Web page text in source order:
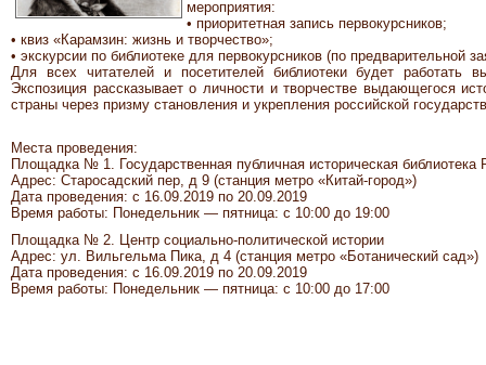
мероприятия:
• приоритетная запись первокурсников;
• квиз «Карамзин: жизнь и творчество»;
• экскурсии по библиотеке для первокурсников (по предварительной
Для всех читателей и посетителей библиотеки будет работать
Экспозиция рассказывает о личности и творчестве выдающегося
страны через призму становления и укрепления российской
Места проведения:
Площадка № 1. Государственная публичная историческая библиотека
Адрес: Старосадский пер, д 9 (станция метро «Китай-город»)
Дата проведения: с 16.09.2019 по 20.09.2019
Время работы: Понедельник — пятница: с 10:00 до 19:00
Площадка № 2. Центр социально-политической истории
Адрес: ул. Вильгельма Пика, д 4 (станция метро «Ботанический сад»)
Дата проведения: с 16.09.2019 по 20.09.2019
Время работы: Понедельник — пятница: с 10:00 до 17:00